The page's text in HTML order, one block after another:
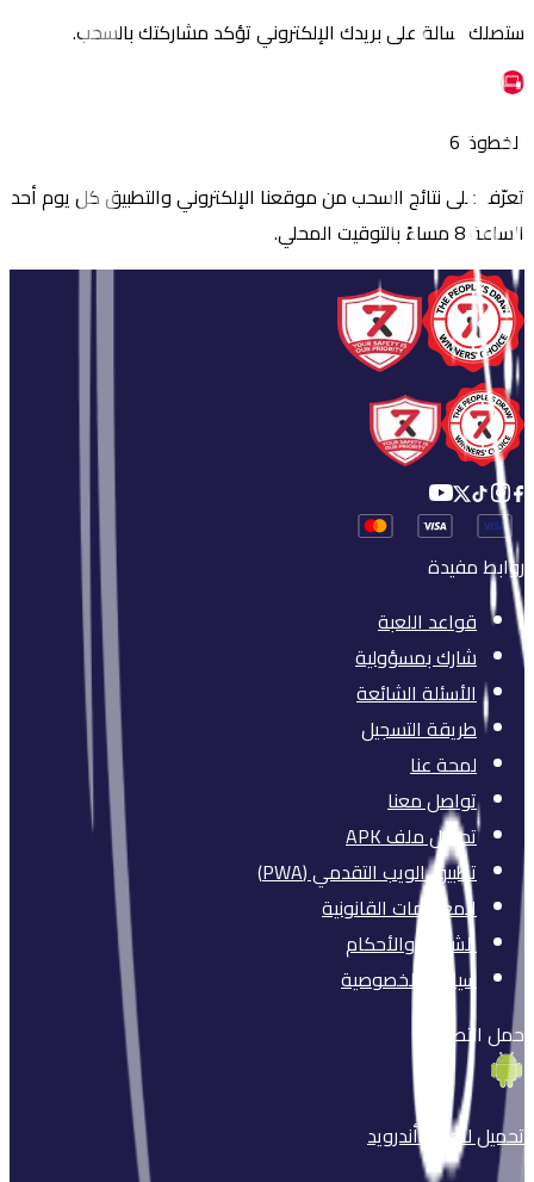
ستصلك رسالة على بريدك الإلكتروني تؤكد مشاركتك بالسحب.
الخطوة 6
تعرّف على نتائج السحب من موقعنا الإلكتروني والتطبيق كل يوم أحد
الساعة 8 مساءً بالتوقيت المحلي.
روابط مفيدة
قواعد اللعبة
شارك بمسؤولية
الأسئلة الشائعة
طريقة التسجيل
لمحة عنا
تواصل معنا
تحميل ملف APK
تطبيق الويب التقدمي (PWA)
المعلومات القانونية
الشروط والأحكام
سياسة الخصوصية
حمل التطبيق
تحميل لأجهزةأندرويد